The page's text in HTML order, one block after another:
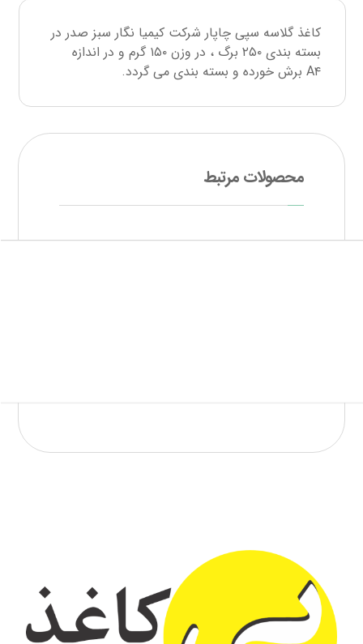
کاغذ گلاسه سپی چاپار شرکت کیمیا نگار سبز صدر در
بسته بندی ۲۵۰ برگ ، در وزن ۱۵۰ گرم و در اندازه
A۴ برش خورده و بسته بندی می گردد.
محصولات مرتبط